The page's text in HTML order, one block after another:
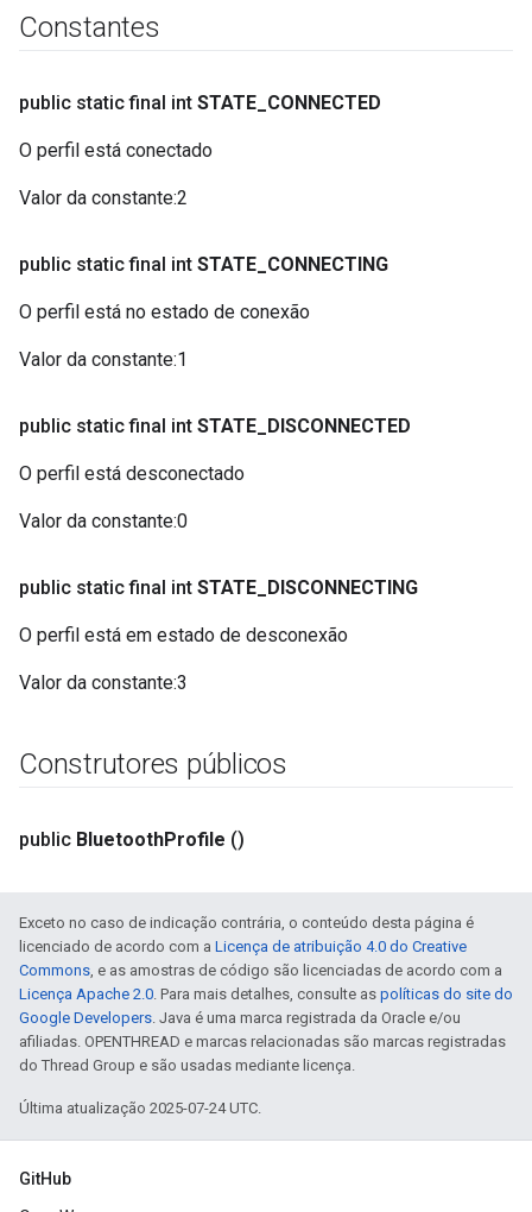
Constantes
public static final int STATE CONNECTED
O perfil está conectado
Valor da constante:2
public static final int STATE CONNECTING
O perfil está no estado de conexão
Valor da constante:1
public static final int STATE DISCONNECTED
O perfil está desconectado
Valor da constante:0
public static final int STATE DISCONNECTING
O perfil está em estado de desconexão
Valor da constante:3
Construtores públicos
public BluetoothProfile ()
Exceto no caso de indicação contrária, o conteúdo desta página é
licenciado de acordo com a Licença de atribuição 4.0 do Creative
Commons, e as amostras de código são licenciadas de acordo com a
Licença Apache 2.0. Para mais detalhes, consulte as políticas do site do
Google Developers. Java é uma marca registrada da Oracle e/ou
afiliadas. OPENTHREAD e marcas relacionadas são marcas registradas
do Thread Group e são usadas mediante licença.
Última atualização 2025-07-24 UTC.
GitHub